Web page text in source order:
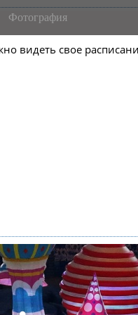
видеть свое
Фотография